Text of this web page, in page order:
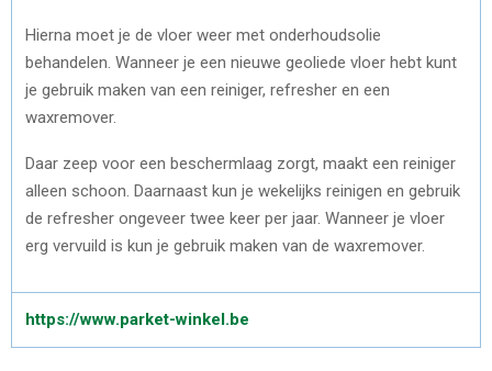
Hierna moet je de vloer weer met onderhoudsolie
behandelen. Wanneer je een nieuwe geoliede vloer hebt kunt
je gebruik maken van een reiniger, refresher en een
waxremover.
Daar zeep voor een beschermlaag zorgt, maakt een reiniger
alleen schoon. Daarnaast kun je wekelijks reinigen en gebruik
de refresher ongeveer twee keer per jaar. Wanneer je vloer
erg vervuild is kun je gebruik maken van de waxremover.
https://www.parket-winkel.be